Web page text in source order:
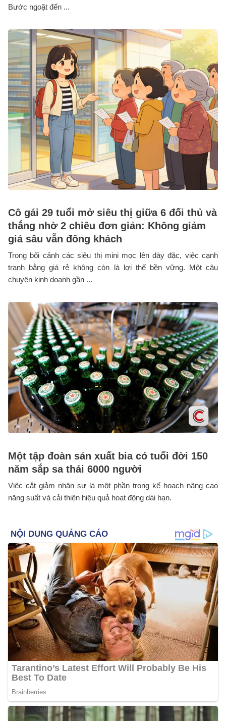
Bước ngoặt đến ...
Cô gái 29 tuổi mở siêu thị giữa 6 đối thủ và
thắng nhờ 2 chiêu đơn giản: Không giảm
giá sâu vẫn đông khách
Trong bối cảnh các siêu thị mini mọc lên dày đặc, việc cạnh
tranh bằng giá rẻ không còn là lợi thế bền vững. Một câu
chuyện kinh doanh gần ...
Một tập đoàn sản xuất bia có tuổi đời 150
năm sắp sa thải 6000 người
Việc cắt giảm nhân sự là một phần trong kế hoạch nâng cao
năng suất và cải thiện hiệu quả hoạt động dài hạn.